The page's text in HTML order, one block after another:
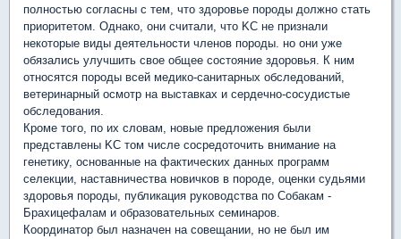
полностью согласны с тем, что здоровье породы должно стать
приоритетом. Однако, они считали, что KC не признали
некоторые виды деятельности членов породы. но они уже
обязались улучшить свое общее состояние здоровья. К ним
относятся породы всей медико-санитарных обследований,
ветеринарный осмотр на выставках и сердечно-сосудистые
обследования.
Кроме того, по их словам, новые предложения были
представлены KC том числе сосредоточить внимание на
генетику, основанные на фактических данных программ
селекции, наставничества новичков в породе, оценки судьями
здоровья породы, публикация руководства по Собакам -
Брахицефалам и образовательных семинаров.
Координатор был назначен на совещании, но не был им